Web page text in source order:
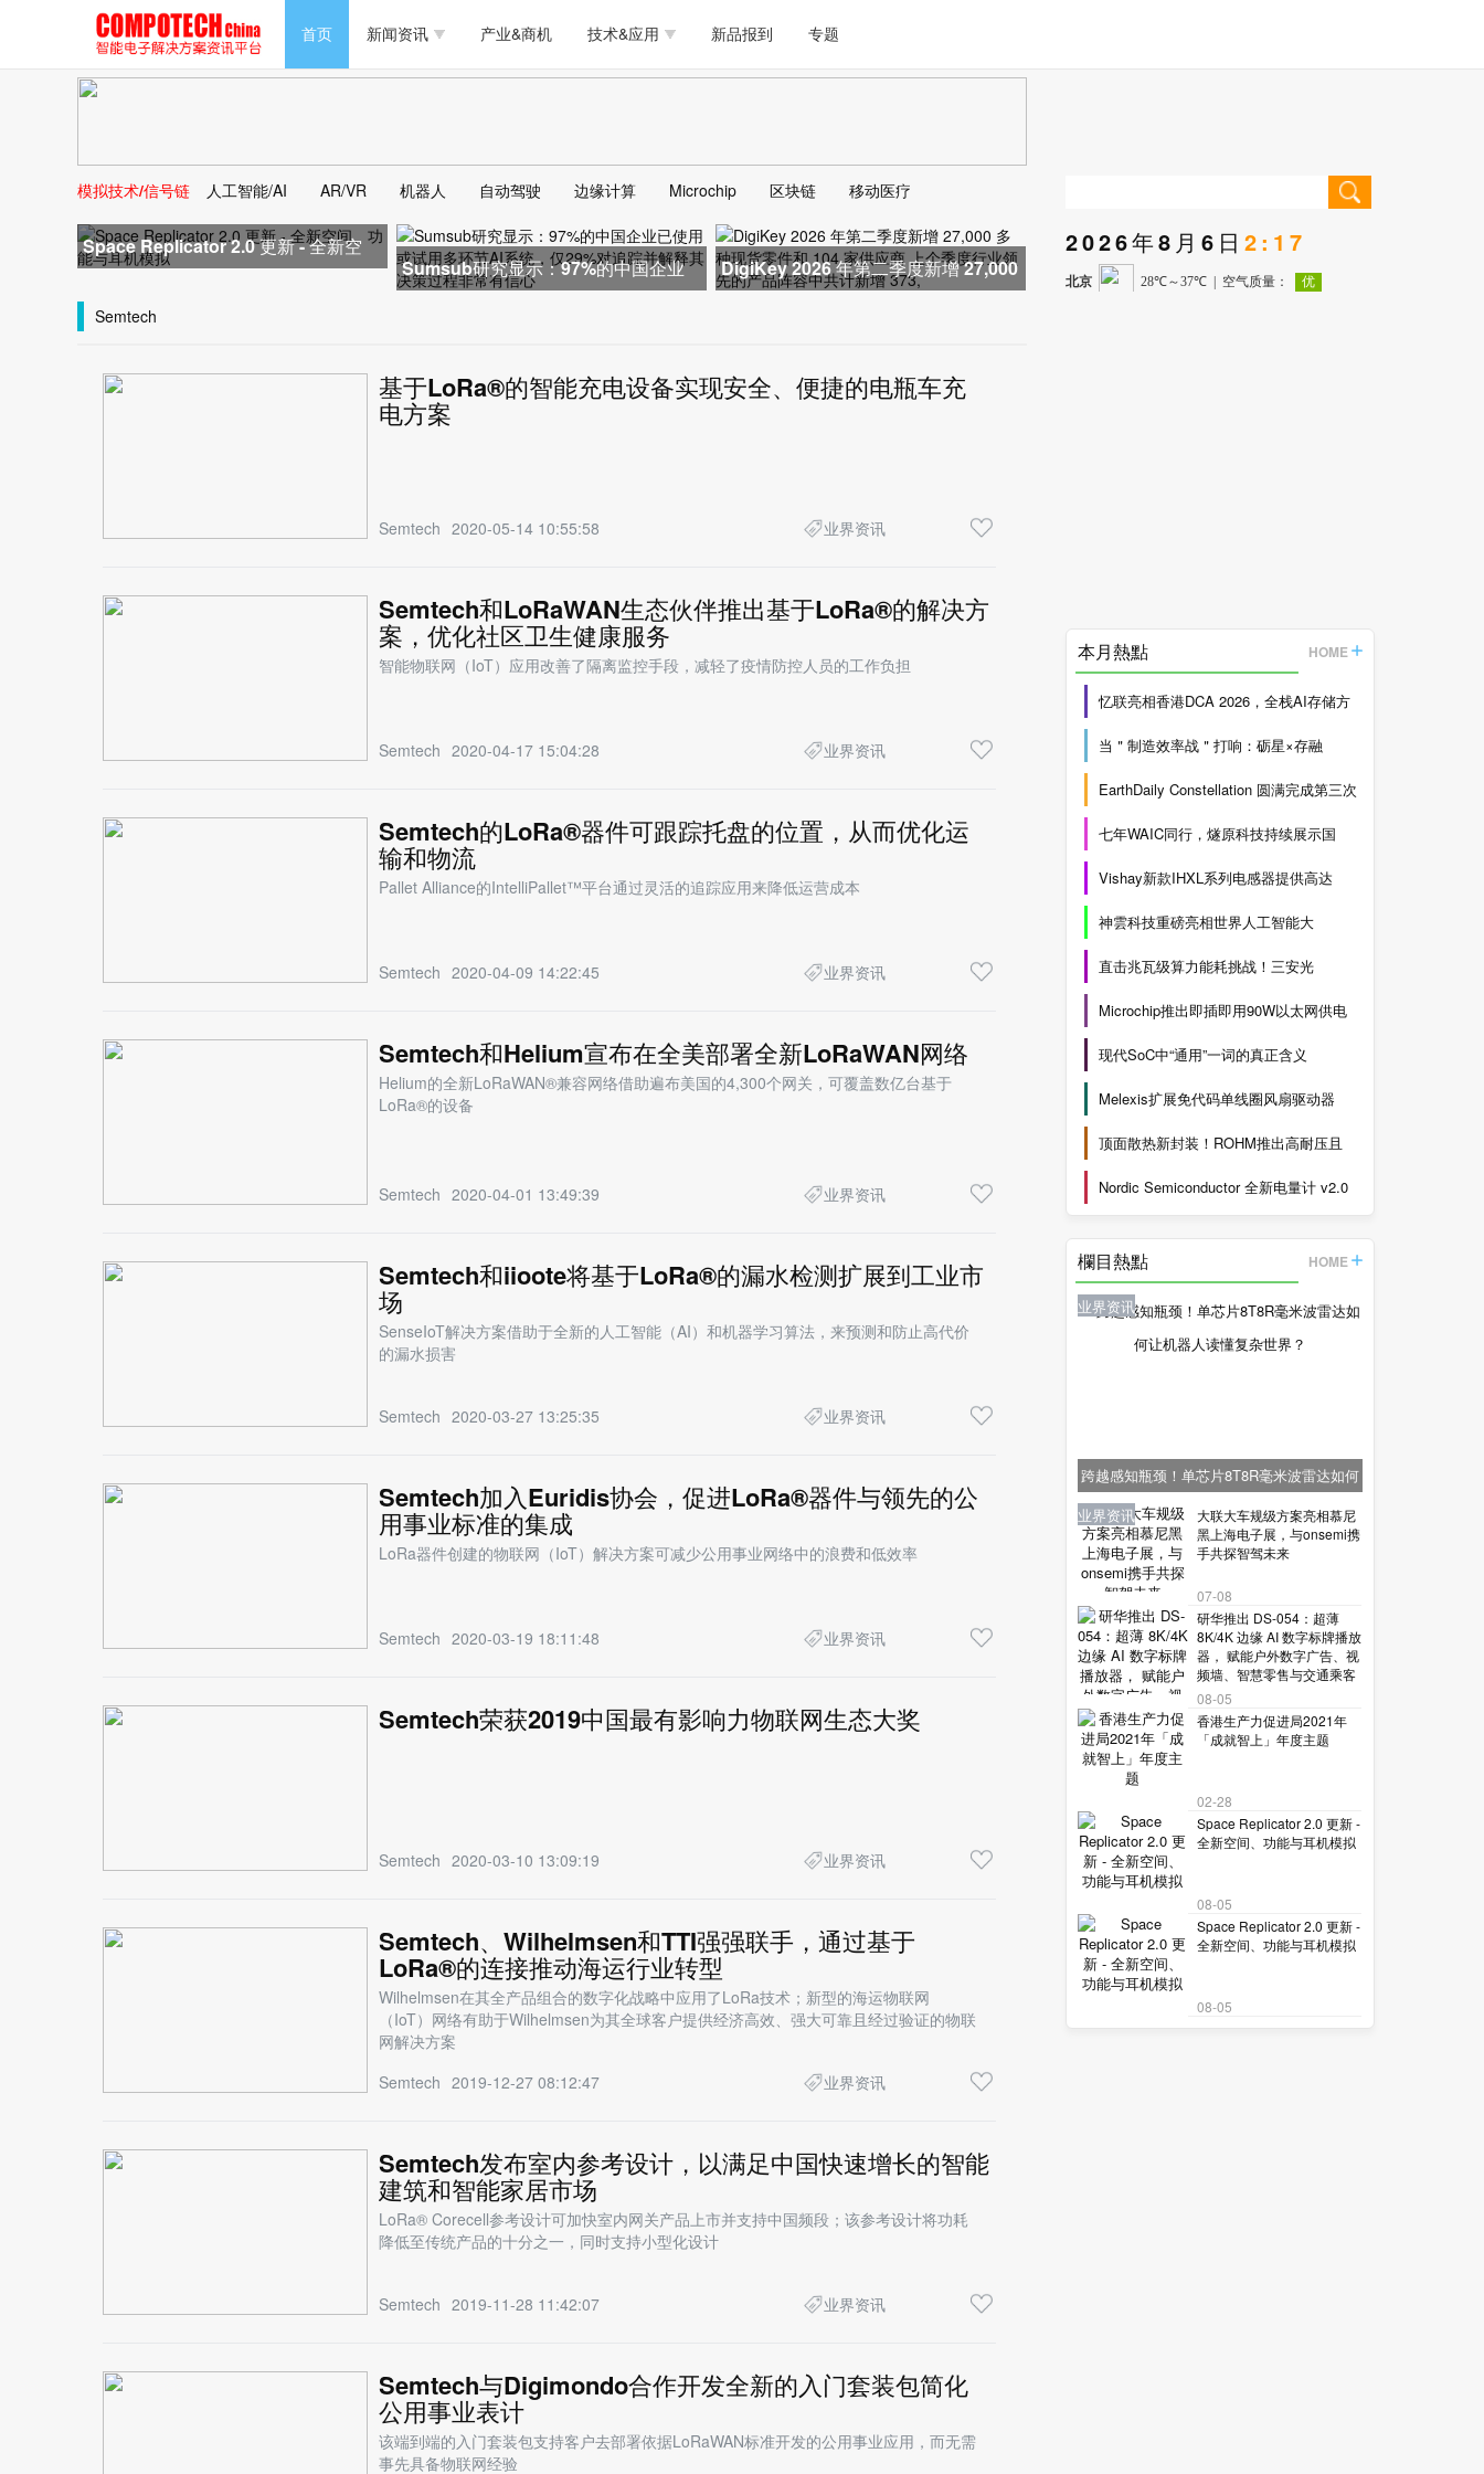
首页 新闻资讯
新能源 人工智能 安防监控
马达电机技术 物联网 模拟技术/信号链
产业&商机 技术&应用
安全 可穿戴
DLP AI/人工智能 传感器技术
新品报到 专题
PC/周边 软件/工具 医疗电子
马达电机技术 物联网 模拟技术/信号链
大数据/云 边缘计算 存储
存储 无线连接 LED
DLP AI/人工智能 传感器技术
AR/VR/图像/3D 电源技术/信号链 接口
模拟技术/信号链 人工智能/AI AR/VR 机器人 自动驾驶 边缘计算 Microchip 区块链 移动医疗
Space Replicator 2.0 更新 - 全新空
Sumsub研究显示：97%的中国企业
DigiKey 2026 年第二季度新增 27,000
Semtech
基于LoRa®的智能充电设备实现安全、便捷的电瓶车充
电方案
Semtech 2020-05-14 10:55:58 业界资讯
Semtech和LoRaWAN生态伙伴推出基于LoRa®的解决方
案，优化社区卫生健康服务
智能物联网（IoT）应用改善了隔离监控手段，减轻了疫情防控人员的工作负担
Semtech 2020-04-17 15:04:28 业界资讯
Semtech的LoRa®器件可跟踪托盘的位置，从而优化运
输和物流
Pallet Alliance的IntelliPallet™平台通过灵活的追踪应用来降低运营成本
Semtech 2020-04-09 14:22:45 业界资讯
Semtech和Helium宣布在全美部署全新LoRaWAN网络
Helium的全新LoRaWAN®兼容网络借助遍布美国的4,300个网关，可覆盖数亿台基于
LoRa®的设备
Semtech 2020-04-01 13:49:39 业界资讯
Semtech和iioote将基于LoRa®的漏水检测扩展到工业市
场
SenseIoT解决方案借助于全新的人工智能（AI）和机器学习算法，来预测和防止高代价
的漏水损害
Semtech 2020-03-27 13:25:35 业界资讯
Semtech加入Euridis协会，促进LoRa®器件与领先的公
用事业标准的集成
LoRa器件创建的物联网（IoT）解决方案可减少公用事业网络中的浪费和低效率
Semtech 2020-03-19 18:11:48 业界资讯
Semtech荣获2019中国最有影响力物联网生态大奖
Semtech 2020-03-10 13:09:19 业界资讯
Semtech、Wilhelmsen和TTI强强联手，通过基于
LoRa®的连接推动海运行业转型
Wilhelmsen在其全产品组合的数字化战略中应用了LoRa技术；新型的海运物联网
（IoT）网络有助于Wilhelmsen为其全球客户提供经济高效、强大可靠且经过验证的物联
网解决方案
Semtech 2019-12-27 08:12:47 业界资讯
Semtech发布室内参考设计，以满足中国快速增长的智能
建筑和智能家居市场
LoRa® Corecell参考设计可加快室内网关产品上市并支持中国频段；该参考设计将功耗
降低至传统产品的十分之一，同时支持小型化设计
Semtech 2019-11-28 11:42:07 业界资讯
Semtech与Digimondo合作开发全新的入门套装包简化
公用事业表计
该端到端的入门套装包支持客户去部署依据LoRaWAN标准开发的公用事业应用，而无需
事先具备物联网经验
2026年8月6日 2:17
本月熱點 HOME
忆联亮相香港DCA 2026，全栈AI存储方
当＂制造效率战＂打响：砺星×存融
EarthDaily Constellation 圆满完成第三次
七年WAIC同行，燧原科技持续展示国
Vishay新款IHXL系列电感器提供高达
神雲科技重磅亮相世界人工智能大
直击兆瓦级算力能耗挑战！三安光
Microchip推出即插即用90W以太网供电
现代SoC中“通用”一词的真正含义
Melexis扩展免代码单线圈风扇驱动器
顶面散热新封装！ROHM推出高耐压且
Nordic Semiconductor 全新电量计 v2.0
现
欄目熱點 HOME
业界资讯
跨越感知瓶颈！单芯片8T8R毫米波雷达如何
让机器人读懂复杂世界？
业界资讯
大联大车规级方案亮相慕尼
黑上海电子展，与onsemi携
手共探智驾未来
07-08
新品报到
研华推出 DS-054：超薄
8K/4K 边缘 AI 数字标牌播放
器， 赋能户外数字广告、视
频墙、智慧零售与交通乘客
信息系
08-05
业界资讯
香港生产力促进局2021年
「成就智上」年度主题
02-28
业界资讯
Space Replicator 2.0 更新 -
全新空间、功能与耳机模拟
08-05
业界资讯
Space Replicator 2.0 更新 -
全新空间、功能与耳机模拟
08-05